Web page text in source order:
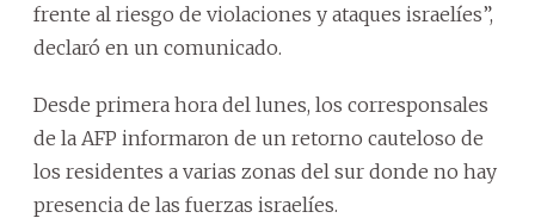
frente al riesgo de violaciones y ataques israelíes”,
declaró en un comunicado.
Desde primera hora del lunes, los corresponsales
de la AFP informaron de un retorno cauteloso de
los residentes a varias zonas del sur donde no hay
presencia de las fuerzas israelíes.